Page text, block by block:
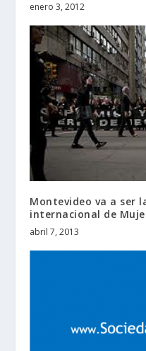
enero 3, 2012
Montevideo va a ser
internacional de
abril 7, 2013